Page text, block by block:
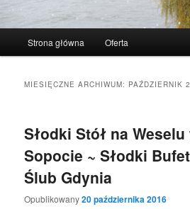
główne
Przeskocz
Przeskocz
Strona główna Oferta
MIESIĘCZNE ARCHIWUM: PAŹDZIERNIK
Słodki Stół na Weselu
Sopocie ~ Słodki
Ślub Gdynia
Opublikowany20 października 2016